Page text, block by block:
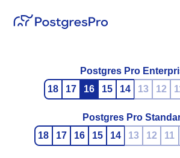
Postgres Pro
18
17 16 15 14 13 12
Postgres Pro
18
17 16 15 14 13 12 11